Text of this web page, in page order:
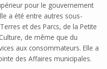
pour le gouvernement
a été entre autres sous-
et des Parcs, de la Petite
de même que du
aux consommateurs. Elle a
des Affaires municipales.